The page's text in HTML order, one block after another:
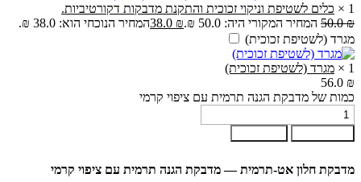
1
× כלים לשטיפת וניקוי זכוכית והתקנת מדבקות דקורטיביות.
50.0₪ המחיר המקורי היה: 50.0 ₪. 38.0 ₪
המחיר הנוכחי הוא: 38.0 ₪.
מגרד (לשטיפת זכוכית)
1
× מגרד (לשטיפת זכוכית)
56.0 ₪
כמות של מדבקת הגנה תרמית עם ציפוי קרמי
מדבקת חלון אט-תרמית — מדבקת הגנה תרמית עם ציפוי קרמי